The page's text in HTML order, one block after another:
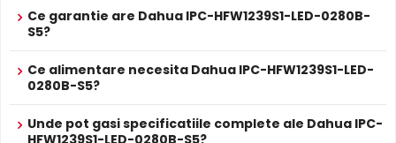
Power over Ethernet (PoE), primind atat date cat si
instalarea semnificativ, eliminand necesitatea unui cablu
de alimentare separat.
Lentila Fixa
Ce garantie are Dahua IPC-HFW1239S1-LED-0280B-
S5?
Ce alimentare necesita Dahua IPC-HFW1239S1-LED-
0280B-S5?
Unde pot gasi specificatiile complete ale Dahua IPC-
HFW1239S1-LED-0280B-S5?